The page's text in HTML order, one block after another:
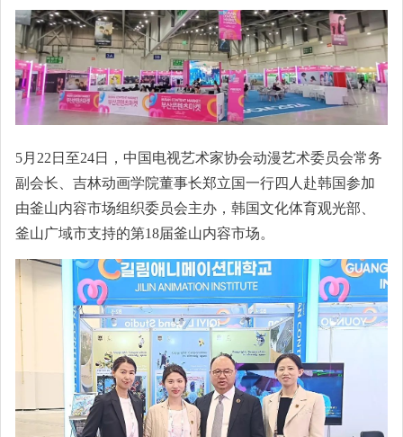
5月22日至24日，中国电视艺术家协会动漫艺术委员会常务
副会长、吉林动画学院董事长郑立国一行四人赴韩国参加
由釜山内容市场组织委员会主办，韩国文化体育观光部、
釜山广域市支持的第18届釜山内容市场。